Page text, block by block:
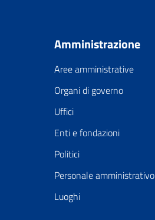
Amministrazione
Aree amministrative
Organi di governo
Uffici
Enti e fondazioni
Politici
Personale amministrativo
Luoghi